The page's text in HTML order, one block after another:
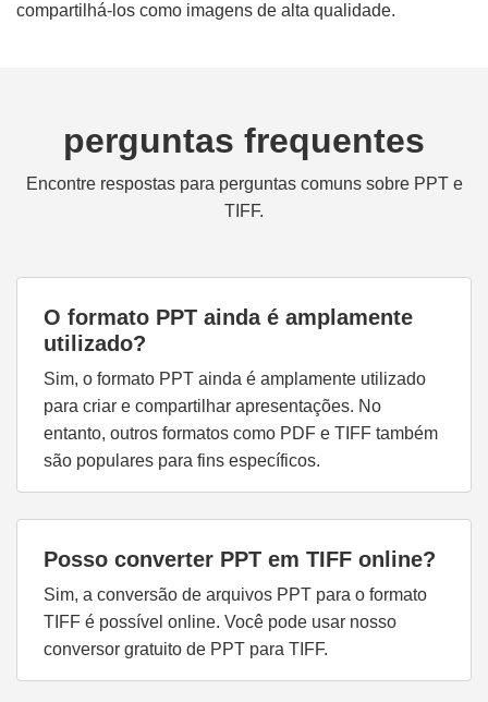
compartilhá-los como imagens de alta qualidade.
perguntas frequentes
Encontre respostas para perguntas comuns sobre PPT e
TIFF.
O formato PPT ainda é amplamente
utilizado?
Sim, o formato PPT ainda é amplamente utilizado
para criar e compartilhar apresentações. No
entanto, outros formatos como PDF e TIFF também
são populares para fins específicos.
Posso converter PPT em TIFF online?
Sim, a conversão de arquivos PPT para o formato
TIFF é possível online. Você pode usar nosso
conversor gratuito de PPT para TIFF.